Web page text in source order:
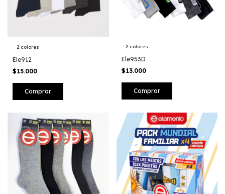
2 colores
Ele912
$15.000
Comprar
2 colores
Ele953D
$13.000
Comprar